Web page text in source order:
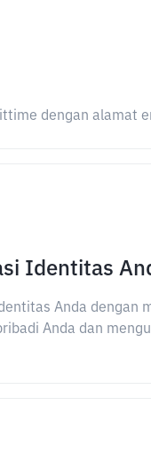
dengan alamat
Identitas
Anda dengan
Anda dan